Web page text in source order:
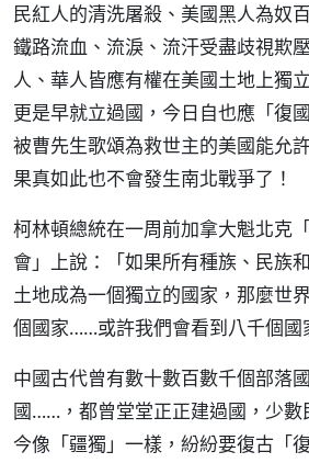
民紅人的清洗屠殺、美國黑人為奴
鐵路流血、流淚、流汗受盡歧視欺
人、華人皆應有權在美國土地上獨
更是早就立過國，今日自也應「復
被曹先生歌頌為救世主的美國能允
果真如此也不會發生南北戰爭了！
柯林頓總統在一周前加拿大魁北克
會」上說：「如果所有種族、民族
土地成為一個獨立的國家，那麼世
個國家……或許我們會看到八千個國
中國古代曾有數十數百數千個部落
國……，都曾堂堂正正建過國，少數
今像「疆獨」一樣，紛紛要復古「